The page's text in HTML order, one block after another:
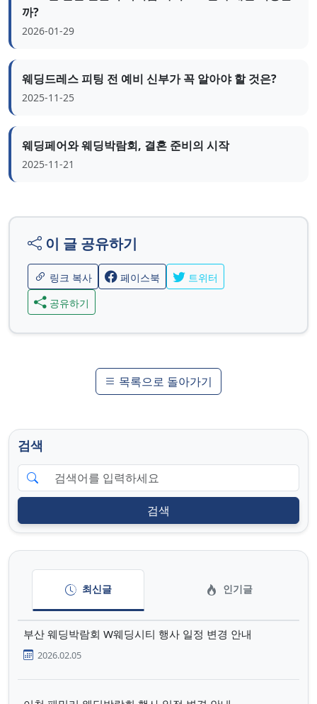
까?
2026-01-29
웨딩드레스 피팅 전 예비 신부가 꼭 알아야 할 것은?
2025-11-25
웨딩페어와 웨딩박람회, 결혼 준비의 시작
2025-11-21
이 글 공유하기
링크 복사 페이스북
트위터
공유하기
목록으로 돌아가기
검색
검색
최신글 인기글
부산 웨딩박람회 W웨딩시티 행사 일정 변경 안내
2026.02.05